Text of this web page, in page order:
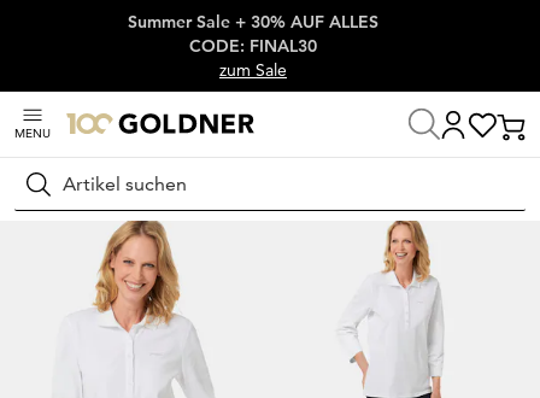
Überspringe Navigation, direkt zum Content
Summer Sale + 30% AUF ALLES
CODE: FINAL30
zum Sale
MENU
Suchen
Startseite Damenmode